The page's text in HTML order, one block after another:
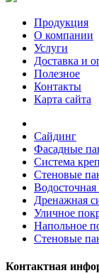
Продукция
О компании
Услуги
Доставка и
Полезное
Контакты
Карта сайта
Сайдинг
Фасадные
Система
Стеновые
Водосточная
Дренажная
Уличное
Напольное
Стеновые
Контактная